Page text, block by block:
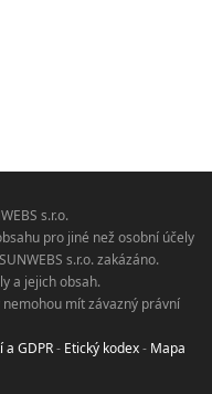
s.r.o.
pro jiné než osobní účely
s.r.o. zakázáno.
a jejich obsah.
mít závazný právní
GDPR- Etický kodex- Mapa